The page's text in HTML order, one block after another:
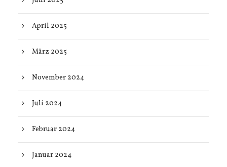
April 2025
März 2025
November 2024
Juli 2024
Februar 2024
Januar 2024